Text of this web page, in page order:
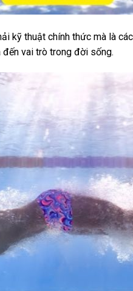
kỹ thuật chính thức mà là
đến vai trò trong đời sống.